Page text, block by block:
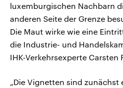
luxemburgischen Nachbarn
anderen Seite der Grenze
Die Maut wirke wie eine
die Industrie- und
IHK-Verkehrsexperte Carsten
„Die Vignetten sind